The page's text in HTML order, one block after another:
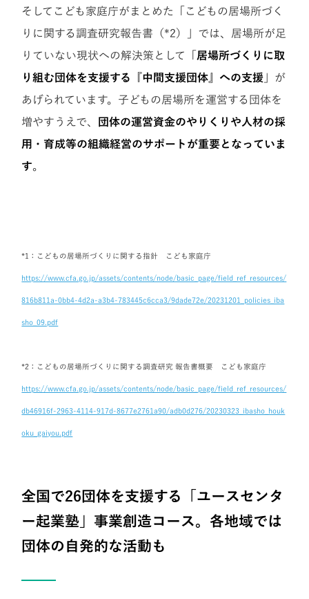
そしてこども家庭庁がまとめた「こどもの居場所づく
りに関する調査研究報告書（*2）」では、居場所が足
りていない現状への解決策として「 居場所づくりに取
り組む団体を支援する『中間支援団体』への支援 」が
あげられています。子どもの居場所を運営する団体を
増やすうえで、
団体の運営資金のやりくりや人材の採
用・育成等の組織経営のサポートが重要となっていま
す。
*1：こどもの居場所づくりに関する指針 こども家庭庁
https://www.cfa.go.jp/assets/contents/node/basic_page/field_ref_resources/
816b811a-0bb4-4d2a-a3b4-783445c6cca3/9dade72e/20231201_policies_iba
sho_09.pdf
*2：こどもの居場所づくりに関する調査研究 報告書概要 こども家庭庁
https://www.cfa.go.jp/assets/contents/node/basic_page/field_ref_resources/
db46916f-2963-4114-917d-8677e2761a90/adb0d276/20230323_ibasho_houk
oku_gaiyou.pdf
全国で26団体を支援する「ユースセンタ
ー起業塾」事業創造コース。各地域では
団体の自発的な活動も